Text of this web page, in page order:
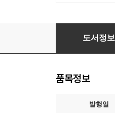
관계는 습관이다
도서정보
품목정보
발행일